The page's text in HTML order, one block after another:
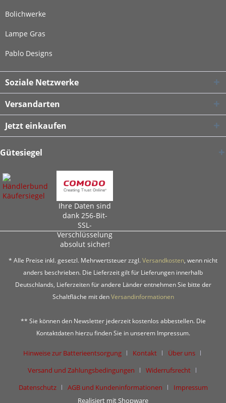
Bolichwerke
Lampe Gras
Pablo Designs
Soziale Netzwerke
Versandarten
Jetzt einkaufen
Gütesiegel
Ihre Daten sind
dank 256-Bit-
SSL-
Verschlüsselung
absolut sicher!
* Alle Preise inkl. gesetzl. Mehrwertsteuer zzgl.Versandkosten, wenn nicht
anders beschrieben. Die Lieferzeit gilt für Lieferungen innerhalb
Deutschlands, Lieferzeiten für andere Länder entnehmen Sie bitte der
Schaltfläche mit denVersandinformationen
** Sie können den Newsletter jederzeit kostenlos abbestellen. Die
Kontaktdaten hierzu finden Sie in unserem Impressum.
Hinweise zur Batterieentsorgung Kontakt
Über uns
Versand und Zahlungsbedingungen
Widerrufsrecht
Datenschutz
AGB und Kundeninformationen
Impressum
Realisiert mit Shopware